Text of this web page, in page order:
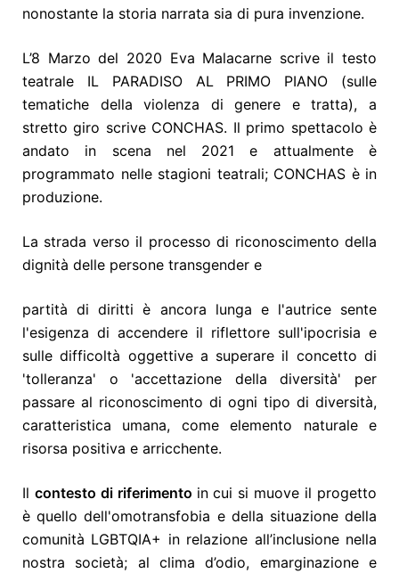
nonostante la storia narrata sia di pura invenzione.
L’8 Marzo del 2020 Eva Malacarne scrive il testo
teatrale IL PARADISO AL PRIMO PIANO (sulle
tematiche della violenza di genere e tratta), a
stretto giro scrive CONCHAS. Il primo spettacolo è
andato in scena nel 2021 e attualmente è
programmato nelle stagioni teatrali; CONCHAS è in
produzione.
La strada verso il processo di riconoscimento della
dignità delle persone transgender e
partità di diritti è ancora lunga e l'autrice sente
l'esigenza di accendere il riflettore sull'ipocrisia e
sulle difficoltà oggettive a superare il concetto di
'tolleranza' o 'accettazione della diversità' per
passare al riconoscimento di ogni tipo di diversità,
caratteristica umana, come elemento naturale e
risorsa positiva e arricchente.
Il contesto di riferimento in cui si muove il progetto
è quello dell'omotransfobia e della situazione della
comunità LGBTQIA+ in relazione all’inclusione nella
nostra società; al clima d’odio, emarginazione e